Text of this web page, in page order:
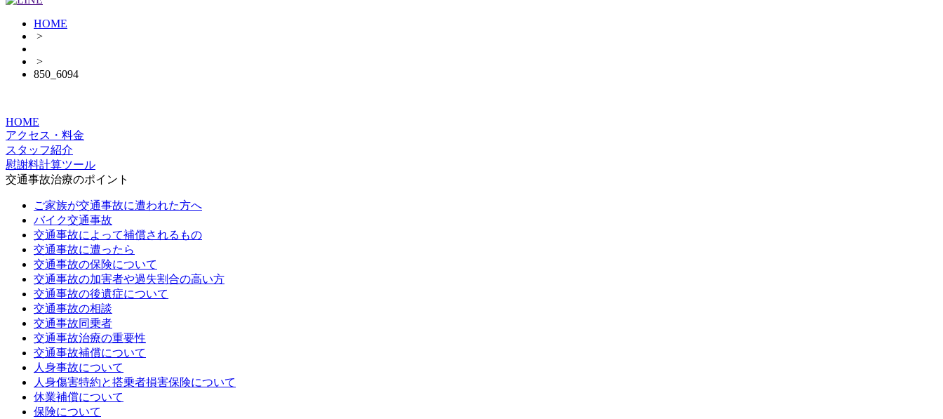
HOME
>
>
850_6094
HOME
アクセス・料金
スタッフ紹介
慰謝料計算ツール
交通事故治療のポイント
ご家族が交通事故に遭われた方へ
バイク交通事故
交通事故によって補償されるもの
交通事故に遭ったら
交通事故の保険について
交通事故の加害者や過失割合の高い方
交通事故の後遺症について
交通事故の相談
交通事故同乗者
交通事故治療の重要性
交通事故補償について
人身事故について
人身傷害特約と搭乗者損害保険について
休業補償について
保険について